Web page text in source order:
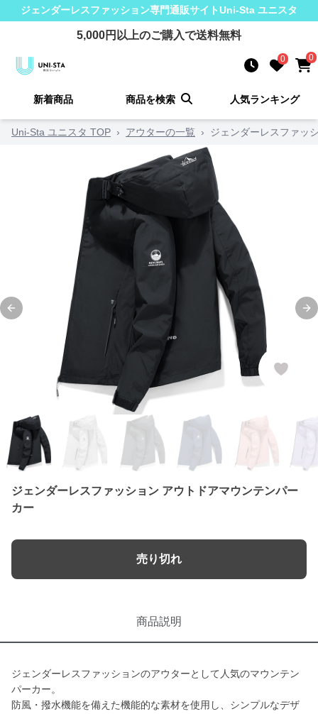
ジェンダーレスファッション専門通販サイトUni-Sta ユニスタ
5,000円以上のご購入で送料無料
0 0
新着商品 商品を検索 人気ランキング
Uni-Sta ユニスタ TOP › アウターの一覧 › ジェンダーレスファッ
Previous slide
ジェンダーレスファッション アウトドアマウンテンパー
カー
売り切れ
商品説明
ジェンダーレスファッションのアウターとして人気のマウンテン
パーカー。
防風・撥水機能を備えた機能的な素材を使用し、シンプルなデザ